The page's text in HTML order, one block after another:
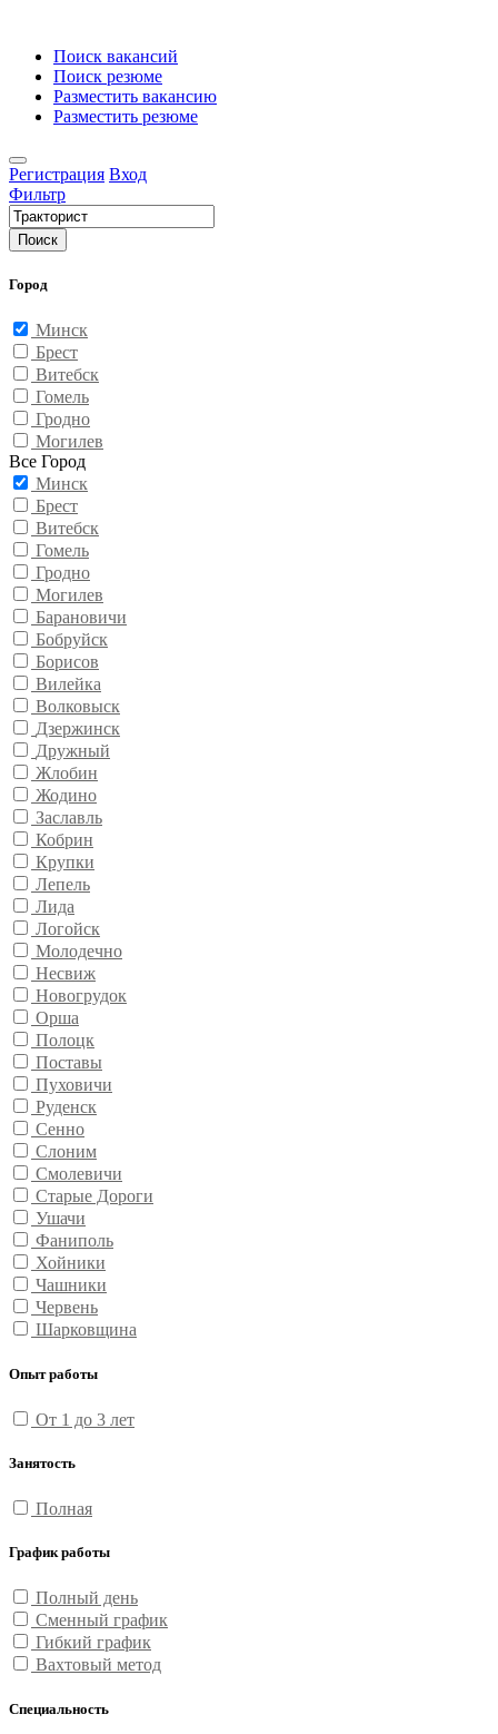
Поиск вакансий
Поиск резюме
Разместить вакансию
Разместить резюме
Регистрация Вход
Фильтр
Поиск
Город
Минск
Брест
Витебск
Гомель
Гродно
Могилев
Все Город
Минск
Брест
Витебск
Гомель
Гродно
Могилев
Барановичи
Бобруйск
Борисов
Вилейка
Волковыск
Дзержинск
Дружный
Жлобин
Жодино
Заславль
Кобрин
Крупки
Лепель
Лида
Логойск
Молодечно
Несвиж
Новогрудок
Орша
Полоцк
Поставы
Пуховичи
Руденск
Сенно
Слоним
Смолевичи
Старые Дороги
Ушачи
Фаниполь
Хойники
Чашники
Червень
Шарковщина
Опыт работы
От 1 до 3 лет
Занятость
Полная
График работы
Полный день
Сменный график
Гибкий график
Вахтовый метод
Специальность